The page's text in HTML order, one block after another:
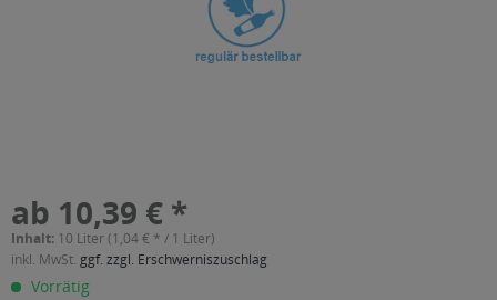
ab 10,39 € *
Inhalt: 10 Liter (1,04 € * / 1 Liter)
inkl. MwSt. ggf. zzgl. Erschwerniszuschlag
Vorrätig